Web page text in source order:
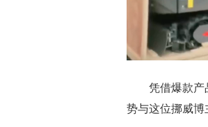
凭借爆款产品
势与这位挪威博